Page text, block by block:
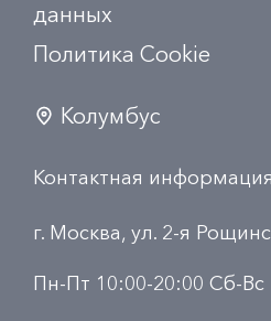
данных
Политика Сookie
Колумбус
Контактная
г. Москва, ул. 2-я
Пн-Пт 10:00-20:00 Сб-Вс